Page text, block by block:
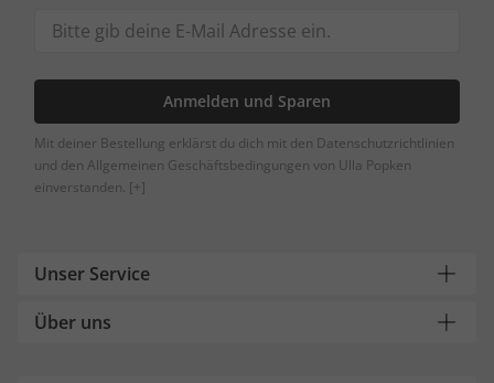
Anmelden und Sparen
Mit deiner Bestellung erklärst du dich mit den Datenschutzrichtlinien
und den Allgemeinen Geschäftsbedingungen von Ulla Popken
einverstanden. [+]
Unser Service
Über uns